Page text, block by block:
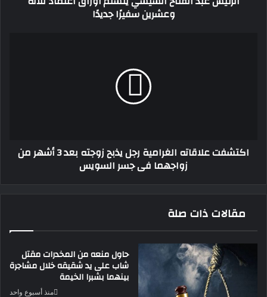
وعشرين سفيرًا جديدًا
من
اكتشفت علاقاته الغرامية رجل يذبح زوجته بعد 3 أشهر من
زواجهما فى جسر السويس
مقالات ذات صلة
حاول منعه من المخدرات مقتل
شاب على يد شقيقه خلال مشاجرة
بينهما بشبرا الخيمة
منذ أسبوع واحد